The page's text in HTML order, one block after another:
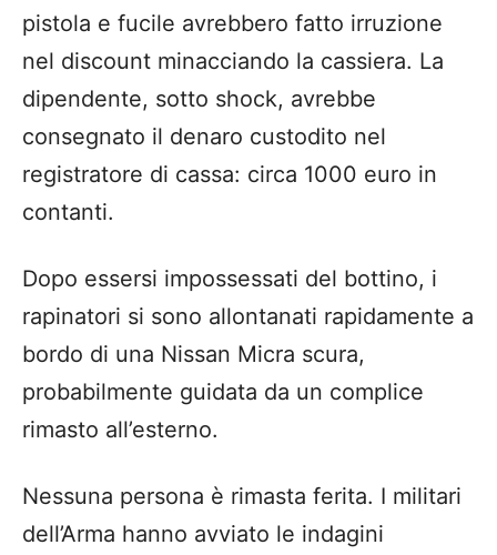
pistola e fucile avrebbero fatto irruzione
nel discount minacciando la cassiera. La
dipendente, sotto shock, avrebbe
consegnato il denaro custodito nel
registratore di cassa: circa 1000 euro in
contanti.
Dopo essersi impossessati del bottino, i
rapinatori si sono allontanati rapidamente a
bordo di una Nissan Micra scura,
probabilmente guidata da un complice
rimasto all’esterno.
Nessuna persona è rimasta ferita. I militari
dell’Arma hanno avviato le indagini